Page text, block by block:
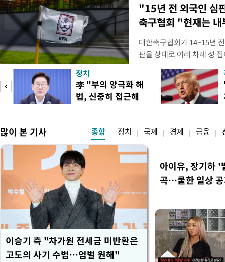
"15년 전 외국인 심
축구협회 "현재는
대한축구협회가 14~15년
판을 상대로 여러 차례 성
구계에 따르면 국회의 한
년 국제심판 10여 명에게
축구협회는 외국인 심판과
수십만원에서 많게는 100
정치
李 "부의 양극화 해
법, 신중히 접근해
많이 본 기사 종합 정치 국제 경제 금융
이승기 측 "차가원 전세금 미반환은
고도의 사기 수법…엄벌 원해"
아이유, 장기하 '
곡…쿨한 일상